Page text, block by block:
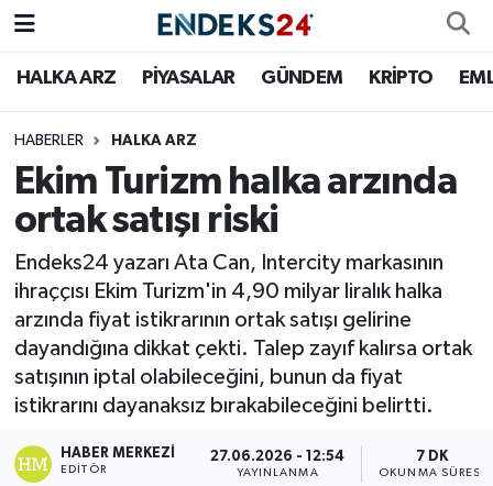
HALKA ARZ PİYASALAR GÜNDEM KRİPTO
HABERLER HALKA ARZ
Ekim Turizm halka arzında
ortak satışı riski
Endeks24 yazarı Ata Can, Intercity markasının
ihraççısı Ekim Turizm'in 4,90 milyar liralık halka
arzında fiyat istikrarının ortak satışı gelirine
dayandığına dikkat çekti. Talep zayıf kalırsa ortak
satışının iptal olabileceğini, bunun da fiyat
istikrarını dayanaksız bırakabileceğini belirtti.
HABER MERKEZI
EDITÖR
27.06.2026 - 12:54
YAYINLANMA
7 DK
OKUNMA SÜRESI
EMLAK
ENERJİ
GÜNDEM
HALKA ARZ
KRİPTO
OTOMOTİV
PİYASALAR
SAVUNMA
Nöbetçi Eczaneler
Hava Durumu
Trafik Durumu
Süper Lig Puan Durumu ve Fikstür
Tüm Manşetler
Son Dakika Haberleri
Haber Arşivi